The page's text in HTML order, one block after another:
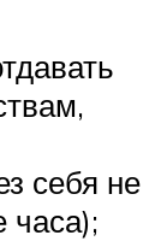
себя не
часа);